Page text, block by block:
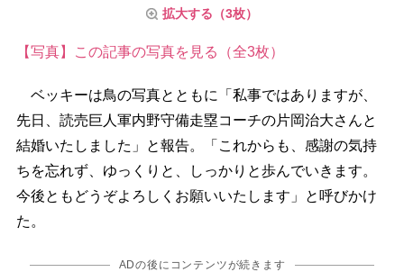
拡大する（3枚）
【写真】この記事の写真を見る（全3枚）
ベッキーは鳥の写真とともに「私事ではありますが、
先日、読売巨人軍内野守備走塁コーチの片岡治大さんと
結婚いたしました」と報告。「これからも、感謝の気持
ちを忘れず、ゆっくりと、しっかりと歩んでいきます。
今後ともどうぞよろしくお願いいたします」と呼びかけ
た。
ADの後にコンテンツが続きます